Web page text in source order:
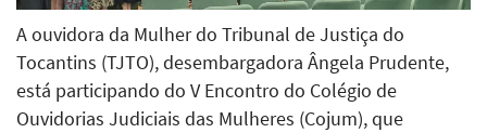
A ouvidora da Mulher do Tribunal de Justiça do
Tocantins (TJTO), desembargadora Ângela Prudente,
está participando do V Encontro do Colégio de
Ouvidorias Judiciais das Mulheres (Cojum), que